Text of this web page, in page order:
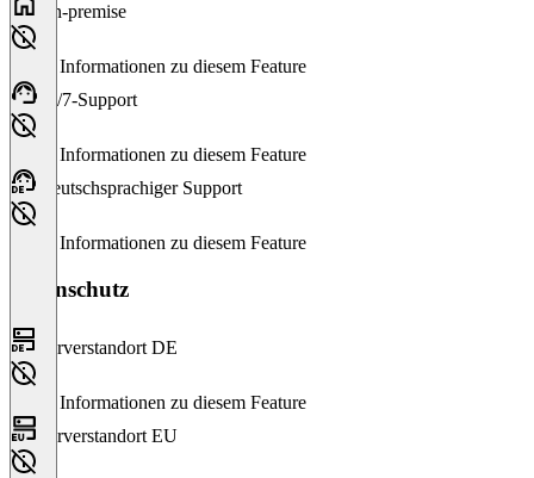
On-premise
Keine Informationen zu diesem Feature
24/7-Support
Keine Informationen zu diesem Feature
Deutschsprachiger Support
Keine Informationen zu diesem Feature
Datenschutz
Serverstandort DE
Keine Informationen zu diesem Feature
Serverstandort EU